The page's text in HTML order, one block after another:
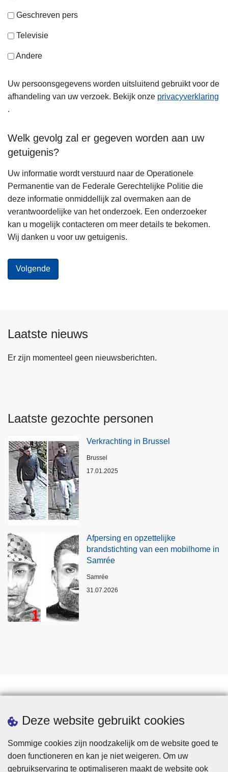
Deze website gebruikt cookies
Sommige cookies zijn noodzakelijk om de website goed te
doen functioneren en kan je niet weigeren. Om uw
gebruikservaring te optimaliseren maakt de website ook
Geschreven pers
Televisie
Andere
Uw persoonsgegevens worden uitsluitend gebruikt voor de
afhandeling van uw verzoek. Bekijk onze privacyverklaring
.
Welk gevolg zal er gegeven worden aan uw
getuigenis?
Uw informatie wordt verstuurd naar de Operationele
Permanentie van de Federale Gerechtelijke Politie die
deze informatie onmiddellijk zal overmaken aan de
verantwoordelijke van het onderzoek. Een onderzoeker
kan u mogelijk contacteren om meer details te bekomen.
Wij danken u voor uw getuigenis.
Laatste nieuws
Er zijn momenteel geen nieuwsberichten.
Laatste gezochte personen
Verkrachting in Brussel
Plaats
Brussel
17.01.2025
Afpersing en opzettelijke
brandstichting van een mobilhome in
Samrée
Plaats
Samrée
31.07.2026